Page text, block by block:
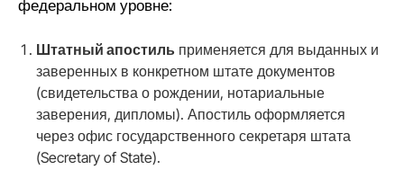
федеральном уровне:
Штатный апостиль применяется для выданных и
заверенных в конкретном штате документов
(свидетельства о рождении, нотариальные
заверения, дипломы). Апостиль оформляется
через офис государственного секретаря штата
(Secretary of State).